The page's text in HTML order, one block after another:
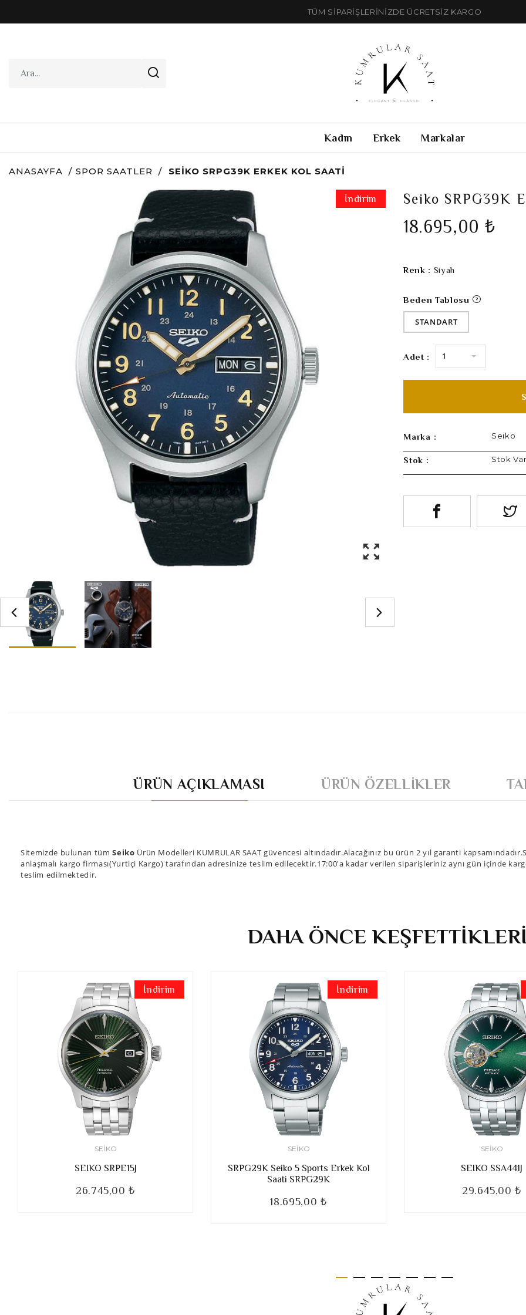
TÜM SİPARİŞLERİNİZDE ÜCRETSİZ KARGO
Kadın Erkek Markalar
ANASAYFA SPOR SAATLER SEIKO SRPG39K ERKEK KOL SAATI
İndirim Seiko SRPG39K
18.695,00 ₺
Renk : Siyah
Beden Tablosu
STANDART
Adet : 1
Marka : Seiko
Stok : Stok Var
ÜRÜN AÇIKLAMASI ÜRÜN ÖZELLIKLER
Sitemizde bulunan tümSeiko Ürün Modelleri KUMRULAR SAAT güvencesi altındadır.Alacağınız bu ürün 2 yıl garanti
anlaşmalı kargo firması(Yurtiçi Kargo) tarafından adresinize teslim edilecektir.17:00'a kadar verilen siparişleriniz aynı gün içinde
teslim edilmektedir.
DAHA ÖNCE
İndirim
SEIKO
SEIKO SRPE15J
26.745,00 ₺
İndirim
SEIKO
SRPG29K Seiko 5 Sports Erkek Kol
Saati SRPG29K
18.695,00 ₺
SEIKO
SEIKO SSA441J
29.645,00 ₺